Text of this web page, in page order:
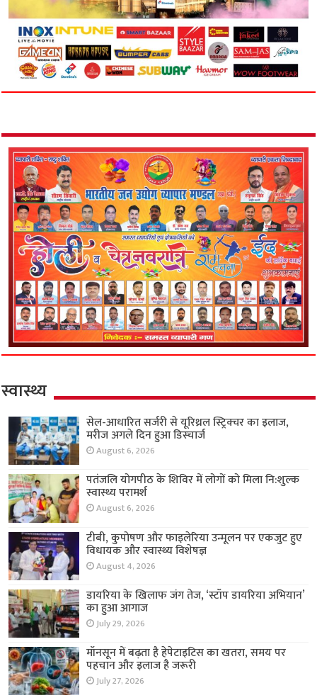
स्वास्थ्य
सेल-आधारित सर्जरी से यूरिथ्रल स्ट्रिक्चर का इलाज,
मरीज अगले दिन हुआ डिस्चार्ज
August 6, 2026
पतंजलि योगपीठ के शिविर में लोगों को मिला नि:शुल्क
स्वास्थ्य परामर्श
August 6, 2026
टीबी, कुपोषण और फाइलेरिया उन्मूलन पर एकजुट हुए
विधायक और स्वास्थ्य विशेषज्ञ
August 4, 2026
डायरिया के खिलाफ जंग तेज, ‘स्टॉप डायरिया अभियान’
का हुआ आगाज
July 29, 2026
मॉनसून में बढ़ता है हेपेटाइटिस का खतरा, समय पर
पहचान और इलाज है जरूरी
July 27, 2026